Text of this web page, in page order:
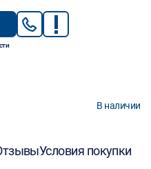
В наличии
Условия покупки